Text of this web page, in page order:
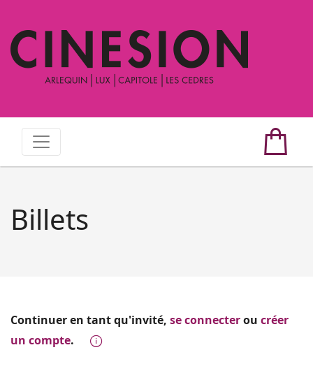
Billets
Continuer en tant qu'invité, se connecterou créer
un compte.